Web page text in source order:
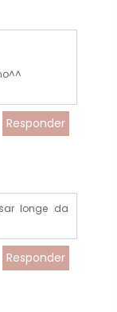
Responder
longe da
Responder